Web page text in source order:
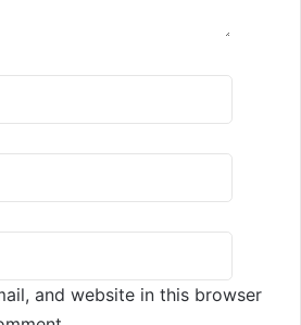
and website in this browser